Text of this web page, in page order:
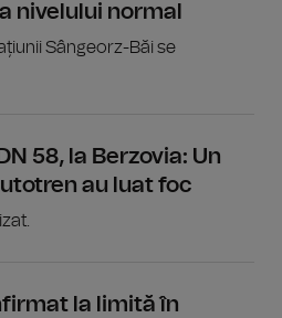
nivelului normal
Sângeorz-Băi se
58, la Berzovia: Un
au luat foc
la limită în